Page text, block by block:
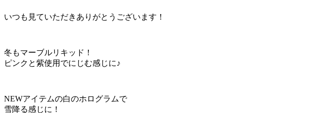
いつも見ていただきありがとうございます！
冬もマーブルリキッド！
ピンクと紫使用でにじむ感じに♪
NEWアイテムの白のホログラムで
雪降る感じに！